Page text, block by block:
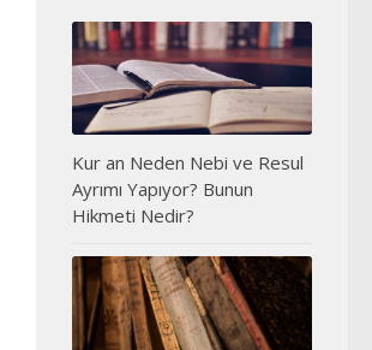
Kur an Neden Nebi ve Resul
Ayrımı Yapıyor? Bunun
Hikmeti Nedir?